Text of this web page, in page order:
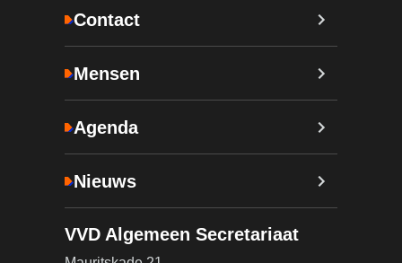
Contact
Mensen
Agenda
Nieuws
VVD Algemeen Secretariaat